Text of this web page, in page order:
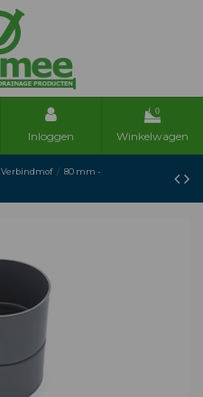
Inloggen
0
Winkelwagen
Verbindmof
80 mm -